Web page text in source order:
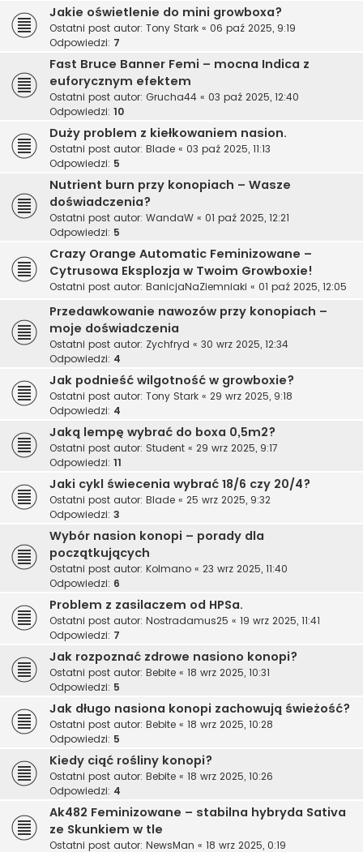
Jakie oświetlenie do mini growboxa?
Ostatni post autor: Tony Stark « 06 paź 2025, 9:19
Odpowiedzi: 7
Fast Bruce Banner Femi – mocna Indica z
euforycznym efektem
Ostatni post autor: Grucha44 « 03 paź 2025, 12:40
Odpowiedzi: 10
Duży problem z kiełkowaniem nasion.
Ostatni post autor: Blade « 03 paź 2025, 11:13
Odpowiedzi: 5
Nutrient burn przy konopiach – Wasze
doświadczenia?
Ostatni post autor: WandaW « 01 paź 2025, 12:21
Odpowiedzi: 5
Crazy Orange Automatic Feminizowane –
Cytrusowa Eksplozja w Twoim Growboxie!
Ostatni post autor: BanicjaNaZiemniaki « 01 paź 2025, 12:05
Przedawkowanie nawozów przy konopiach –
moje doświadczenia
Ostatni post autor: Zychfryd « 30 wrz 2025, 12:34
Odpowiedzi: 4
Jak podnieść wilgotność w growboxie?
Ostatni post autor: Tony Stark « 29 wrz 2025, 9:18
Odpowiedzi: 4
Jaką lempę wybrać do boxa 0,5m2?
Ostatni post autor: Student « 29 wrz 2025, 9:17
Odpowiedzi: 11
Jaki cykl świecenia wybrać 18/6 czy 20/4?
Ostatni post autor: Blade « 25 wrz 2025, 9:32
Odpowiedzi: 3
Wybór nasion konopi – porady dla
początkujących
Ostatni post autor: Kolmano « 23 wrz 2025, 11:40
Odpowiedzi: 6
Problem z zasilaczem od HPSa.
Ostatni post autor: Nostradamus25 « 19 wrz 2025, 11:41
Odpowiedzi: 7
Jak rozpoznać zdrowe nasiono konopi?
Ostatni post autor: Bebite « 18 wrz 2025, 10:31
Odpowiedzi: 5
Jak długo nasiona konopi zachowują świeżość?
Ostatni post autor: Bebite « 18 wrz 2025, 10:28
Odpowiedzi: 5
Kiedy ciąć rośliny konopi?
Ostatni post autor: Bebite « 18 wrz 2025, 10:26
Odpowiedzi: 4
Ak482 Feminizowane – stabilna hybryda Sativa
ze Skunkiem w tle
Ostatni post autor: NewsMan « 18 wrz 2025, 0:19